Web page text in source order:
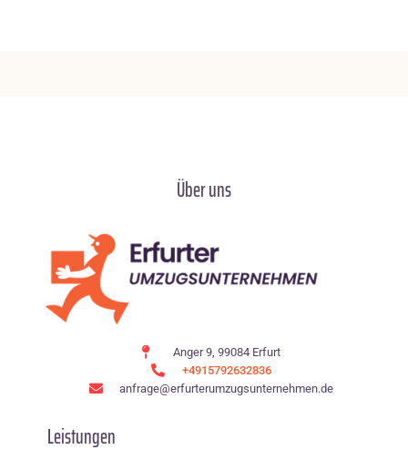
Über uns
Anger 9, 99084 Erfurt
+4915792632836
anfrage@erfurterumzugsunternehmen.de
Leistungen